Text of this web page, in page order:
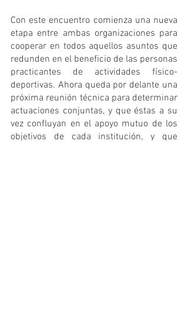
Con este encuentro comienza una nueva
etapa entre ambas organizaciones para
cooperar en todos aquellos asuntos que
redunden en el beneficio de las personas
practicantes de actividades físico-
deportivas. Ahora queda por delante una
próxima reunión técnica para determinar
actuaciones conjuntas, y que éstas a su
vez confluyan en el apoyo mutuo de los
objetivos de cada institución, y que